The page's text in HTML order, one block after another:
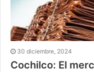
30 diciembre, 2024
Cochilco: El